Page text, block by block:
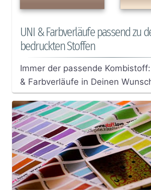
UNI & Farbverläufe passend zu
bedruckten Stoffen
Immer der passende
& Farbverläufe in Deinen